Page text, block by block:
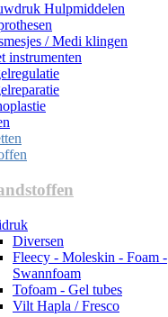
Hulpmiddelen
/ Medi klingen
instrumenten
Diversen
Fleecy - Moleskin - Foam -
Swannfoam
Tofoam - Gel tubes
Vilt Hapla / Fresco